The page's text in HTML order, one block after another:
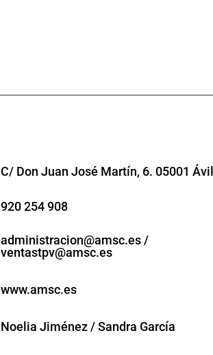
C/ Don Juan José Martín, 6. 05001
920 254 908
administracion@amsc.es /
ventastpv@amsc.es
www.amsc.es
Noelia Jiménez / Sandra García